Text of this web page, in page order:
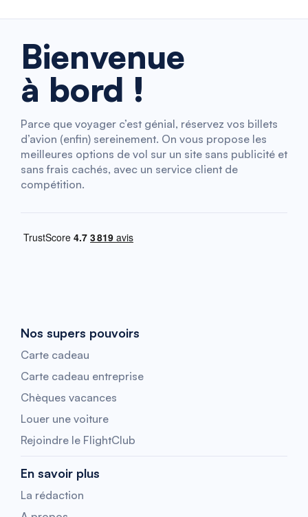
Bienvenue
à bord !
Parce que voyager c’est génial, réservez vos billets
d’avion (enfin) sereinement. On vous propose les
meilleures options de vol sur un site sans publicité et
sans frais cachés, avec un service client de
compétition.
Nos supers pouvoirs
Carte cadeau
Carte cadeau entreprise
Chèques vacances
Louer une voiture
Rejoindre le FlightClub
En savoir plus
La rédaction